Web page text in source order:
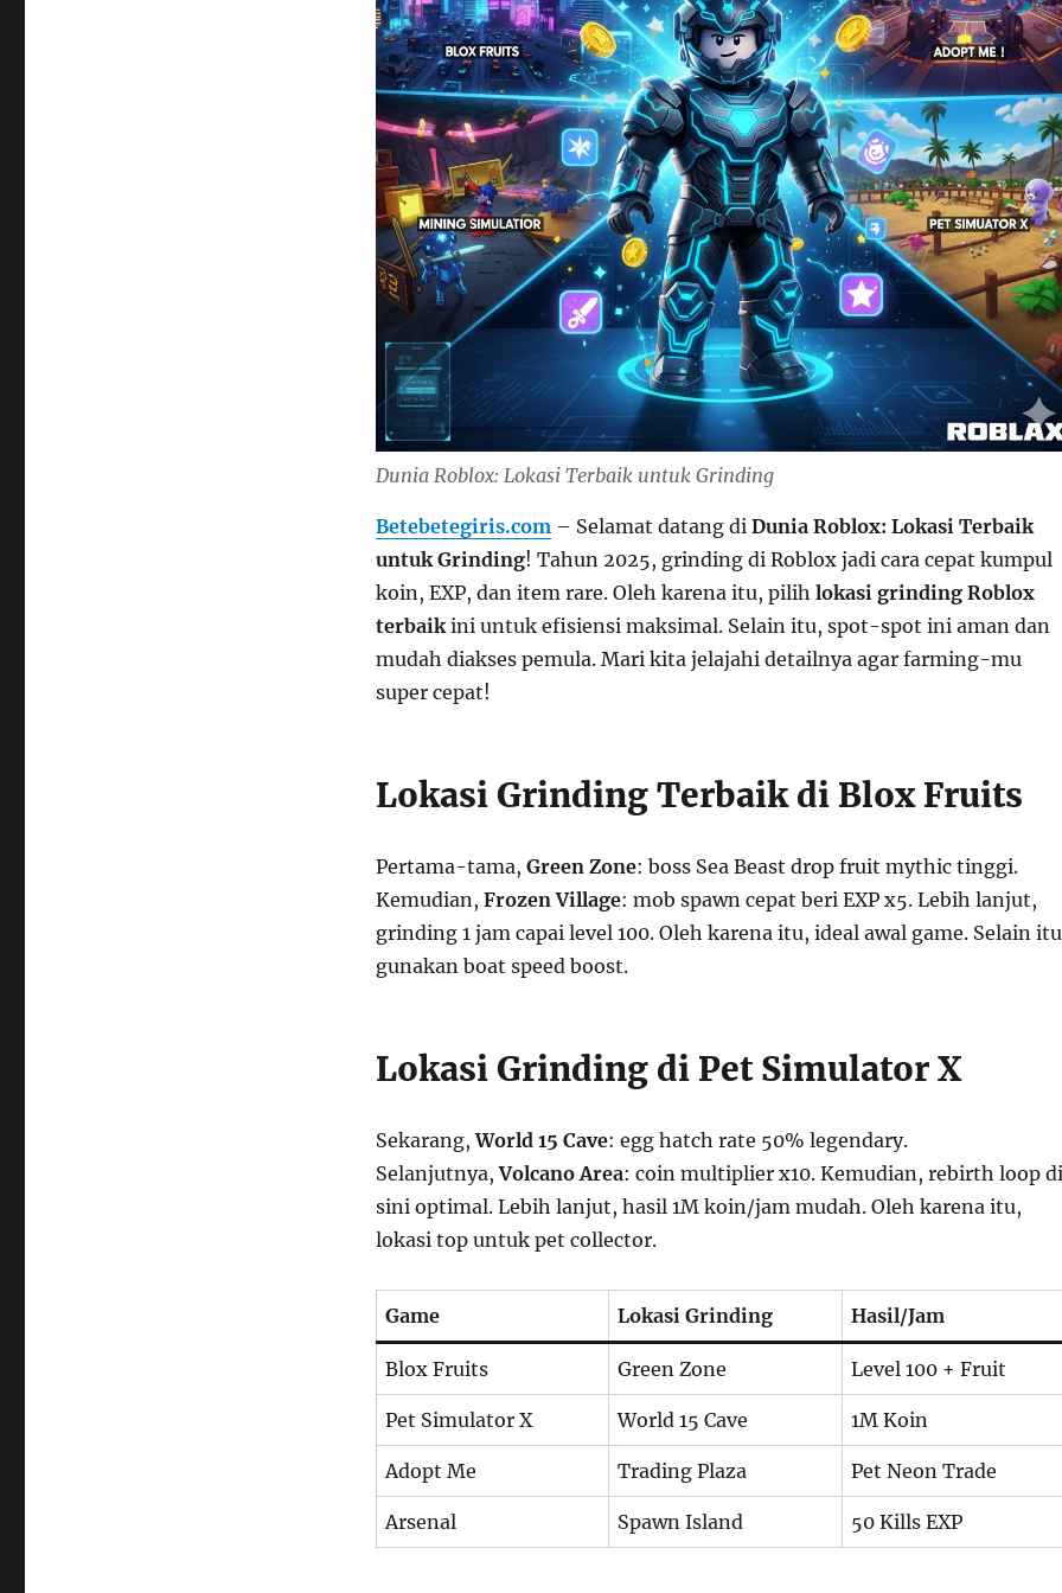
Dunia Roblox: Lokasi Terbaik untuk Grinding
Betebetegiris.com– Selamat datang di Dunia Roblox: Lokasi Terbaik
untuk Grinding! Tahun 2025, grinding di Roblox jadi cara cepat kumpul
koin, EXP, dan item rare. Oleh karena itu, pilih lokasi grinding Roblox
terbaikini untuk efisiensi maksimal. Selain itu, spot-spot ini aman dan
mudah diakses pemula. Mari kita jelajahi detailnya agar farming-mu
super cepat!
Lokasi Grinding Terbaik di Blox Fruits
Pertama-tama, Green Zone: boss Sea Beast drop fruit mythic tinggi.
Kemudian, Frozen Village: mob spawn cepat beri EXP x5. Lebih lanjut,
grinding 1 jam capai level 100. Oleh karena itu, ideal awal game. Selain
gunakan boat speed boost.
Lokasi Grinding di Pet Simulator X
Sekarang,World 15 Cave: egg hatch rate 50% legendary.
Selanjutnya,Volcano Area: coin multiplier x10. Kemudian, rebirth loop di
sini optimal. Lebih lanjut, hasil 1M koin/jam mudah. Oleh karena itu,
lokasi top untuk pet collector.
Game Lokasi Grinding Hasil/Jam
Blox Fruits Green Zone Level 100 + Fruit
Pet Simulator X World 15 Cave 1M Koin
Adopt Me Trading Plaza Pet Neon Trade
Arsenal Spawn Island 50 Kills EXP